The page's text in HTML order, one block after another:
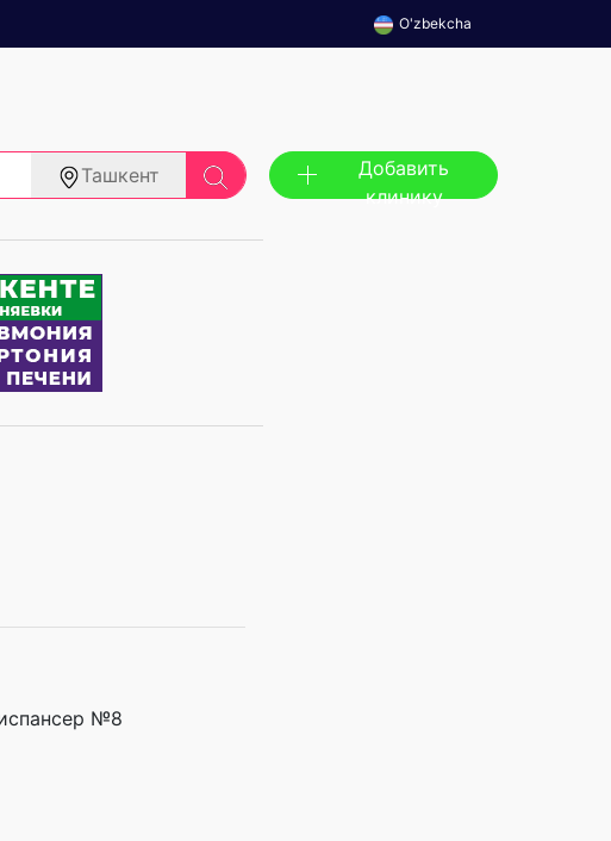
O'zbekcha
Ташкент
Добавить
клинику
№8